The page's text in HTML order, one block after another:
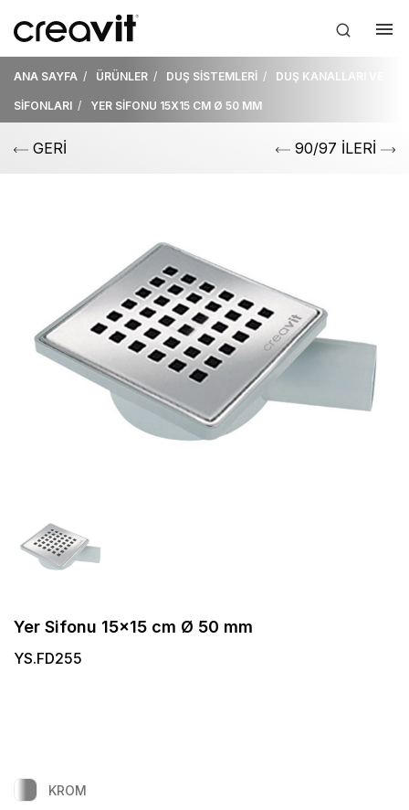
ANA SAYFA ÜRÜNLER DUŞ SİSTEMLERİ DUŞ KANALLARI VE
SİFONLARI YER SİFONU 15X15 CM Ø 50 MM
GERİ 90/97 İLERİ
Yer Sifonu 15x15 cm Ø 50 mm
YS.FD255
KROM